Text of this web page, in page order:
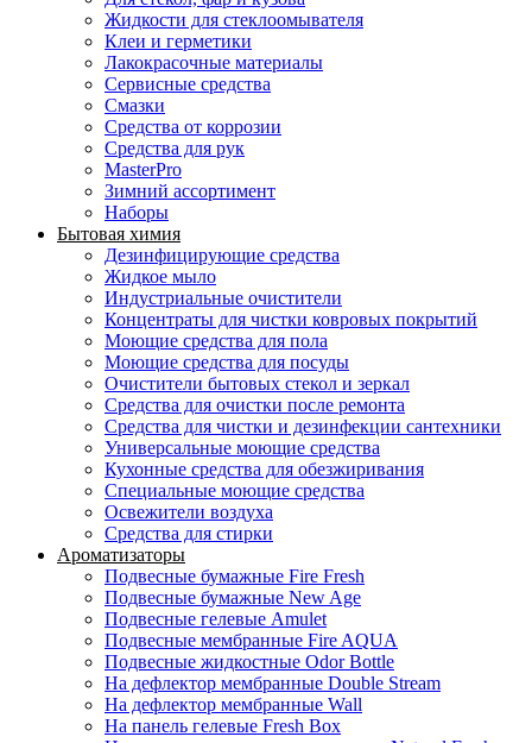
Жидкости для стеклоомывателя
Клеи и герметики
Лакокрасочные материалы
Сервисные средства
Смазки
Средства от коррозии
Средства для рук
MasterPro
Зимний ассортимент
Наборы
Бытовая химия
Дезинфицирующие средства
Жидкое мыло
Индустриальные очистители
Концентраты для чистки ковровых покрытий
Моющие средства для пола
Моющие средства для посуды
Очистители бытовых стекол и зеркал
Средства для очистки после ремонта
Средства для чистки и дезинфекции сантехники
Универсальные моющие средства
Кухонные средства для обезжиривания
Специальные моющие средства
Освежители воздуха
Средства для стирки
Ароматизаторы
Подвесные бумажные Fire Fresh
Подвесные бумажные New Age
Подвесные гелевые Amulet
Подвесные мембранные Fire AQUA
Подвесные жидкостные Odor Bottle
На дефлектор мембранные Double Stream
На дефлектор мембранные Wall
На панель гелевые Fresh Box